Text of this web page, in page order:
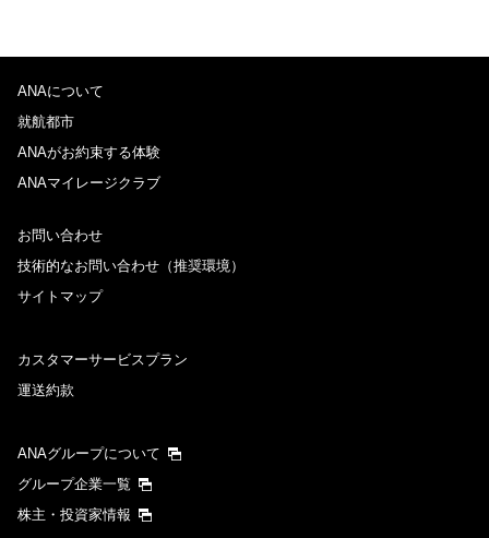
ANAについて
就航都市
ANAがお約束する体験
ANAマイレージクラブ
お問い合わせ
技術的なお問い合わせ（推奨環境）
サイトマップ
カスタマーサービスプラン
運送約款
ANAグループについて
グループ企業一覧
株主・投資家情報